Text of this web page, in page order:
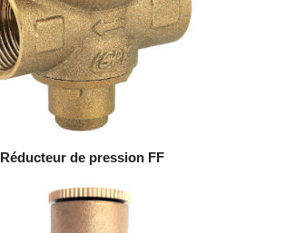
Réducteur de pression FF